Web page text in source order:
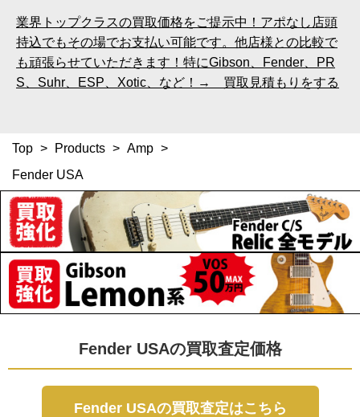
業界トップクラスの買取価格をご提示中！アポなし店頭
持込でもその場でお支払い可能です。他店様との比較で
も頑張らせていただきます！特にGibson、Fender、PR
S、Suhr、ESP、Xotic、など！→ 買取見積もりをする
Top > Products > Amp >
Fender USA
Fender USAの買取査定価格
Fender USAの買取査定はこちら